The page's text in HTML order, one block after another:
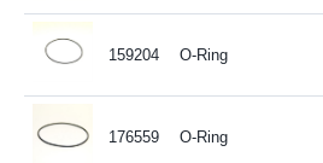
159204 O-Ring
176559 O-Ring